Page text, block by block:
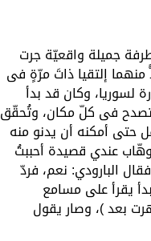
جميلة واقعيّة جرت
إلتقيا ذاتَ مرّةٍ فى
لسوريا، وكان قد بدأ
تصدح فى كلّ مكان، وتُحقّق
حتى أمكنه أن يدنو منه
عندي قصيدة أحببتُ
البارودي: نعم، فردّ
يقرأ على مسامع
بعد )، وصار يقول